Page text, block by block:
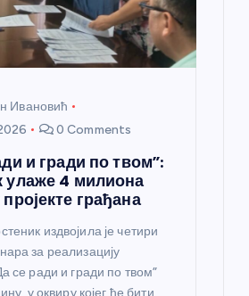
Ивановић
0 Comments
и гради по твом”:
улаже 4 милиона
грађана
издвојила је четири
за реализацију
се ради и гради по твом”